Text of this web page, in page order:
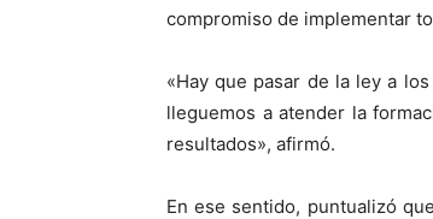
compromiso de implementar
«Hay que pasar de la ley a
lleguemos a atender la
resultados», afirmó.
En ese sentido, puntualizó